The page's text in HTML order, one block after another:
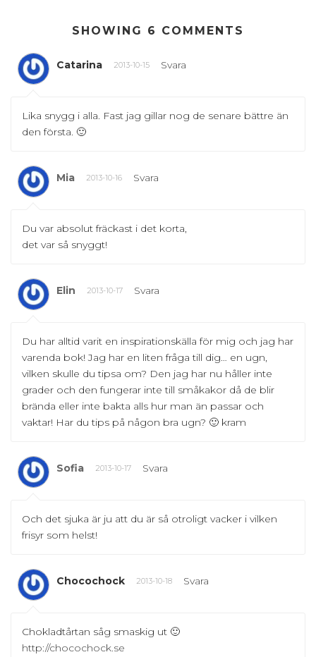
SHOWING 6 COMMENTS
Catarina 2013-10-15 Svara
Lika snygg i alla. Fast jag gillar nog de senare bättre än
den första. 🙂
Mia 2013-10-16 Svara
Du var absolut fräckast i det korta,
det var så snyggt!
Elin 2013-10-17 Svara
Du har alltid varit en inspirationskälla för mig och jag har
varenda bok! Jag har en liten fråga till dig… en ugn,
vilken skulle du tipsa om? Den jag har nu håller inte
grader och den fungerar inte till småkakor då de blir
brända eller inte bakta alls hur man än passar och
vaktar! Har du tips på någon bra ugn? 🙂 kram
Sofia 2013-10-17 Svara
Och det sjuka är ju att du är så otroligt vacker i vilken
frisyr som helst!
Chocochock 2013-10-18 Svara
Chokladtårtan såg smaskig ut 🙂
http://chocochock.se